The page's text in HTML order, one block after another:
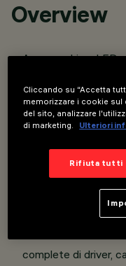
Overview
Apparecchio a LED
Vano ottico in
diffusore in
Versione con
Predisposto per
complete di driver,
Cliccando su “Accetta
memorizzare i cookie
del sito, analizzare
di marketing.
Ulteriori
Rifiuta tutti